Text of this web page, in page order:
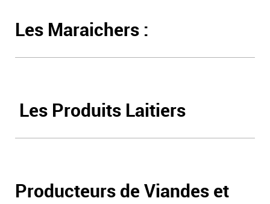
Les Maraichers :
Les Produits Laitiers
Producteurs de Viandes et